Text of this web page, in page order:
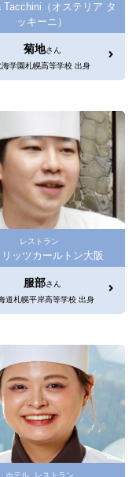
Tacchini（オステリア タ
ッキーニ）
菊地さん
海学園札幌高等学校 出身
レストラン
ッツカールトン大阪
服部さん
道札幌平岸高等学校 出身
ホテル レストラン